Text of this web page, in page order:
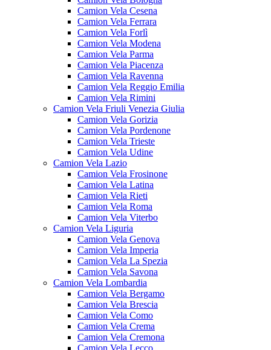
Camion Vela Cesena
Camion Vela Ferrara
Camion Vela Forlì
Camion Vela Modena
Camion Vela Parma
Camion Vela Piacenza
Camion Vela Ravenna
Camion Vela Reggio Emilia
Camion Vela Rimini
Camion Vela Friuli Venezia Giulia
Camion Vela Gorizia
Camion Vela Pordenone
Camion Vela Trieste
Camion Vela Udine
Camion Vela Lazio
Camion Vela Frosinone
Camion Vela Latina
Camion Vela Rieti
Camion Vela Roma
Camion Vela Viterbo
Camion Vela Liguria
Camion Vela Genova
Camion Vela Imperia
Camion Vela La Spezia
Camion Vela Savona
Camion Vela Lombardia
Camion Vela Bergamo
Camion Vela Brescia
Camion Vela Como
Camion Vela Crema
Camion Vela Cremona